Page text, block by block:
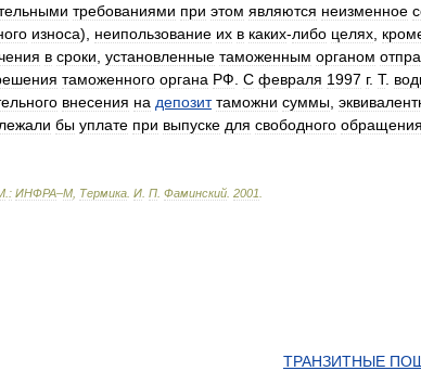
требованиями при этом являются неизменное
износа), неипользование их в каких-либо целях
в сроки установленные таможенным органом
таможенного органа РФ С февраля 1997 г. Т.
внесения на депозит таможни суммы
бы уплате при выпуске для свободного обращения
: ИНФРА–М Термика И П Фаминский 2001
ТРАНЗИТНЫЕ